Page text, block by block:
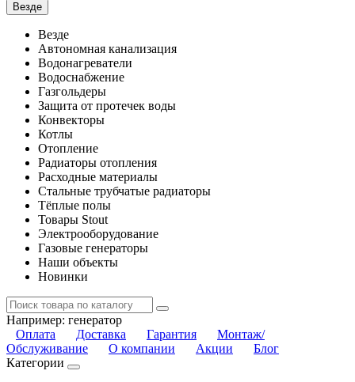
Везде
Везде
Автономная канализация
Водонагреватели
Водоснабжение
Газгольдеры
Защита от протечек воды
Конвекторы
Котлы
Отопление
Радиаторы отопления
Расходные материалы
Стальные трубчатые радиаторы
Тёплые полы
Товары Stout
Электрооборудование
Газовые генераторы
Наши объекты
Новинки
Например: генератор
Оплата
Доставка Гарантия
Монтаж/
Обслуживание
О компании Акции
Блог
Категории